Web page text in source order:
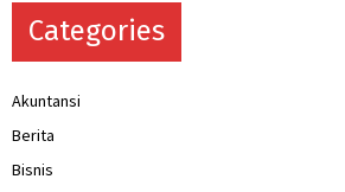
Categories
Akuntansi
Berita
Bisnis